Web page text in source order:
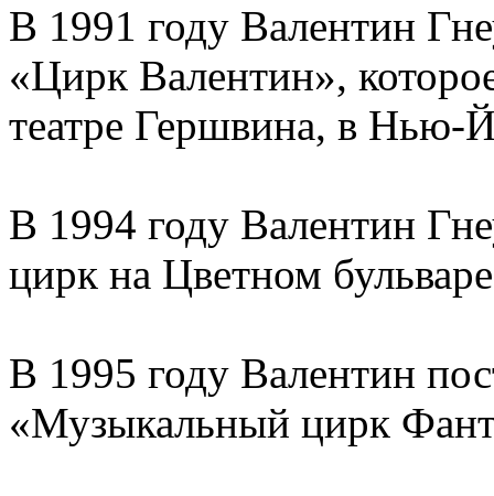
В 1991 году Валентин
«Цирк Валентин»,
театре Гершвина, в Нью-
В 1994 году Валентин
цирк на Цветном
В 1995 году Валентин
«Музыкальный цирк